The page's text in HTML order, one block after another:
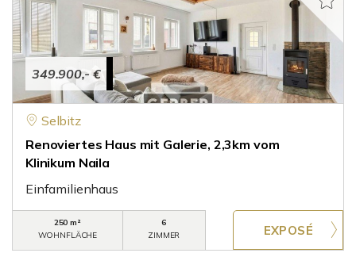
349.900,- €
Selbitz
Renoviertes Haus mit Galerie, 2,3km vom
Klinikum Naila
Einfamilienhaus
250 m²
WOHNFLÄCHE
6
ZIMMER